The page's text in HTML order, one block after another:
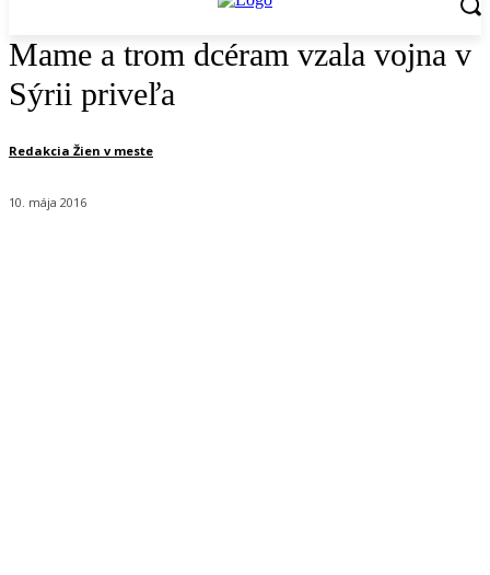
Mame a trom dcéram vzala vojna v
Sýrii priveľa
Redakcia Žien v meste
10. mája 2016